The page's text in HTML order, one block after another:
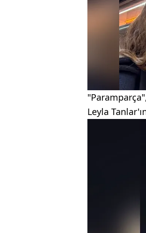
Leyla